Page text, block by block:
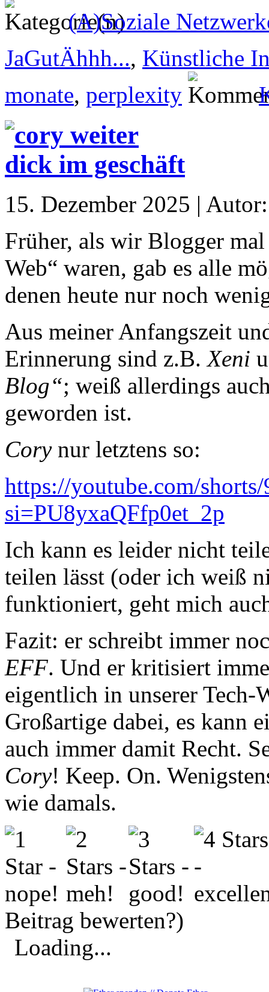
(A)Soziale
JaGutÄhhh..., Künstliche
monate, perplexity
15. Dezember 2025 |
Früher, als wir Blogger
Web“ waren, gab es alle
denen heute nur noch
Aus meiner Anfangszeit
Erinnerung sind z.B.Xeni
Blog“; weiß allerdings
geworden ist.
Corynur letztens so:
https://youtube.com/
si=PU8yxaQFfp0et_2p
Ich kann es leider nicht
teilen lässt (oder ich weiß
funktioniert, geht mich
Fazit: er schreibt immer
EFF. Und er kritisiert
eigentlich in unserer Tech-
Großartige dabei, es kann
auch immer damit Recht.
Cory! Keep. On.
wie damals.
Beitrag bewerten?)
Loading...